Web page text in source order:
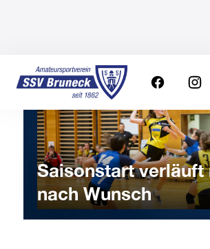
Saisonstart verläuft
nach Wunsch